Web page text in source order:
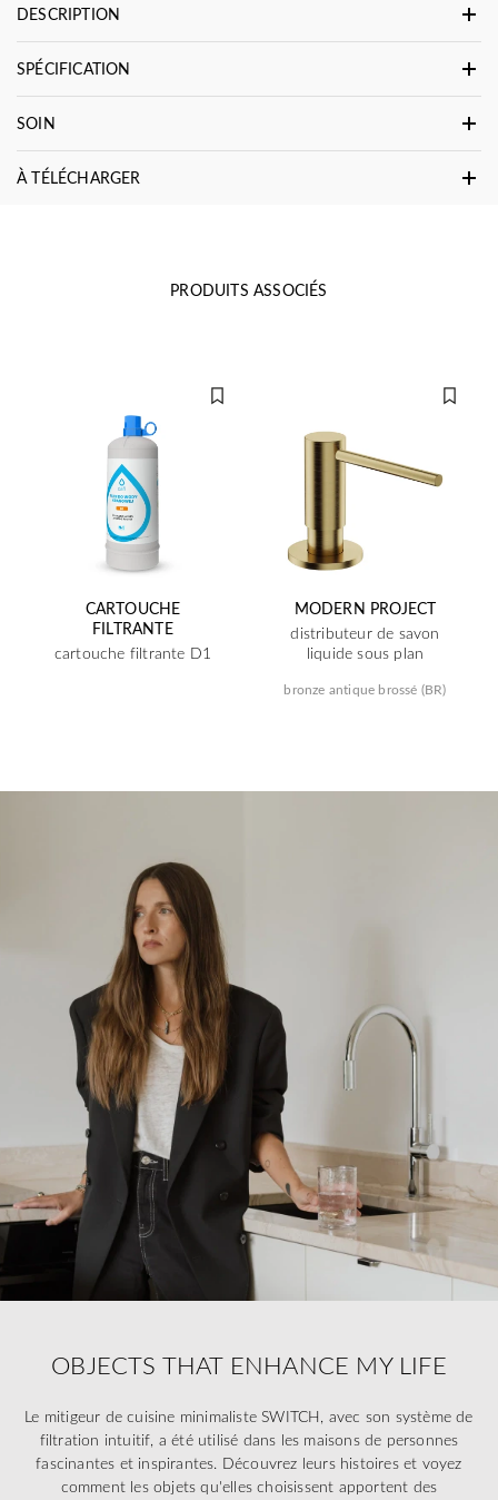
DESCRIPTION
SPÉCIFICATION
SOIN
À TÉLÉCHARGER
PRODUITS ASSOCIÉS
CARTOUCHE
FILTRANTE
cartouche filtrante D1
MODERN PROJECT
distributeur de savon
liquide sous plan
bronze antique brossé (BR)
OBJECTS THAT ENHANCE MY LIFE
Le mitigeur de cuisine minimaliste SWITCH, avec son système de
filtration intuitif, a été utilisé dans les maisons de personnes
fascinantes et inspirantes. Découvrez leurs histoires et voyez
comment les objets qu'elles choisissent apportent des